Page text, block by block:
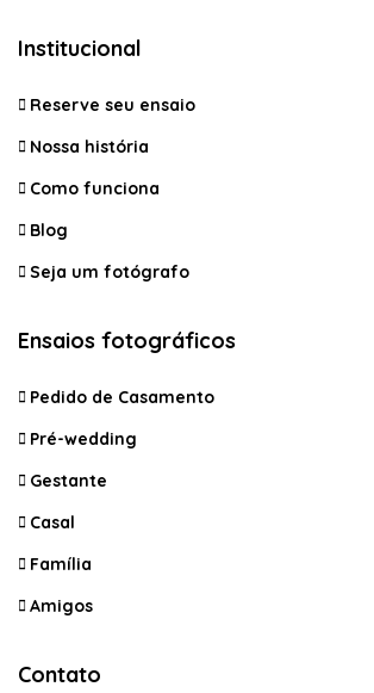
Institucional
Reserve seu ensaio
Nossa história
Como funciona
Blog
Seja um fotógrafo
Ensaios fotográficos
Pedido de Casamento
Pré-wedding
Gestante
Casal
Família
Amigos
Contato